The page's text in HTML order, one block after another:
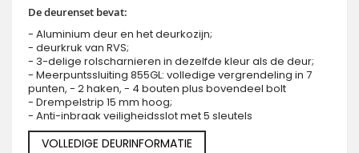
De deurenset bevat:
- Aluminium deur en het deurkozijn;
- deurkruk van RVS;
- 3-delige rolscharnieren in dezelfde kleur als de deur;
- Meerpuntssluiting 855GL: volledige vergrendeling in 7
punten, - 2 haken, - 4 bouten plus bovendeel bolt
- Drempelstrip 15 mm hoog;
- Anti-inbraak veiligheidsslot met 5 sleutels
VOLLEDIGE DEURINFORMATIE